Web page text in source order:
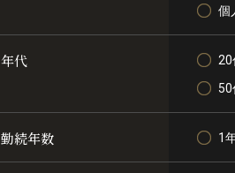
個
年代 20
50
勤続年数 1